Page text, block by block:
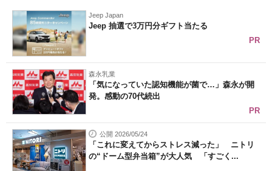
Jeep Japan
Jeep 抽選で3万円分ギフト当たる
PR
森永乳業
「気になっていた認知機能が菌で…」森永が開
発。感動の70代続出
PR
公開 2026/05/24
「これに変えてからストレス減った」 ニトリ
の“ドーム型弁当箱”が大人気 「すごく...